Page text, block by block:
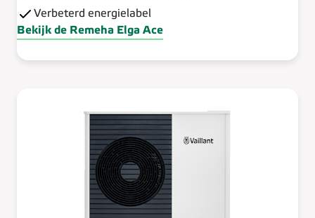
Verbeterd energielabel
Bekijk de Remeha Elga Ace